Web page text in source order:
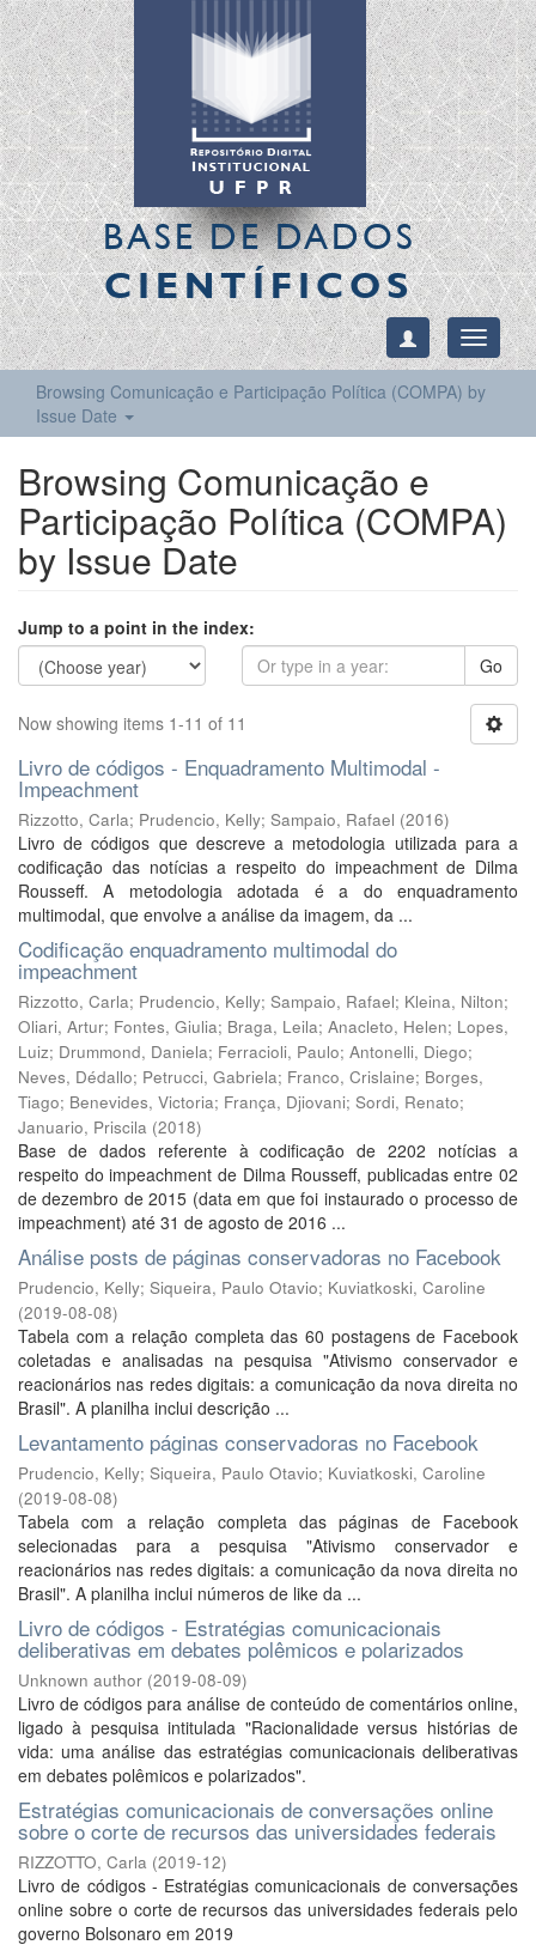
BASE DE DADOS
CIENTÍFICOS
Toggle
Browsing Comunicação e Participação Política (COMPA) by
Issue Date
Browsing Comunicação e
Participação Política (COMPA)
by Issue Date
Jump to a point in the index:
Go
Now showing items 1-11 of 11
Livro de códigos - Enquadramento Multimodal -
Impeachment
Rizzotto, Carla; Prudencio, Kelly; Sampaio, Rafael (2016)
Livro de códigos que descreve a metodologia utilizada para a
codificação das notícias a respeito do impeachment de Dilma
Rousseff. A metodologia adotada é a do enquadramento
multimodal, que envolve a análise da imagem, da ...
Codificação enquadramento multimodal do
impeachment
Rizzotto, Carla; Prudencio, Kelly; Sampaio, Rafael; Kleina, Nilton;
Oliari, Artur; Fontes, Giulia; Braga, Leila; Anacleto, Helen; Lopes,
Luiz; Drummond, Daniela; Ferracioli, Paulo; Antonelli, Diego;
Neves, Dédallo; Petrucci, Gabriela; Franco, Crislaine; Borges,
Tiago; Benevides, Victoria; França, Djiovani; Sordi, Renato;
Januario, Priscila (2018)
Base de dados referente à codificação de 2202 notícias a
respeito do impeachment de Dilma Rousseff, publicadas entre 02
de dezembro de 2015 (data em que foi instaurado o processo de
impeachment) até 31 de agosto de 2016 ...
Análise posts de páginas conservadoras no Facebook
Prudencio, Kelly; Siqueira, Paulo Otavio; Kuviatkoski, Caroline
(2019-08-08)
Tabela com a relação completa das 60 postagens de Facebook
coletadas e analisadas na pesquisa "Ativismo conservador e
reacionários nas redes digitais: a comunicação da nova direita no
Brasil". A planilha inclui descrição ...
Levantamento páginas conservadoras no Facebook
Prudencio, Kelly; Siqueira, Paulo Otavio; Kuviatkoski, Caroline
(2019-08-08)
Tabela com a relação completa das páginas de Facebook
selecionadas para a pesquisa "Ativismo conservador e
reacionários nas redes digitais: a comunicação da nova direita no
Brasil". A planilha inclui números de like da ...
Livro de códigos - Estratégias comunicacionais
deliberativas em debates polêmicos e polarizados
Unknown author (2019-08-09)
Livro de códigos para análise de conteúdo de comentários online,
ligado à pesquisa intitulada "Racionalidade versus histórias de
vida: uma análise das estratégias comunicacionais deliberativas
em debates polêmicos e polarizados".
Estratégias comunicacionais de conversações online
sobre o corte de recursos das universidades federais
RIZZOTTO, Carla (2019-12)
Livro de códigos - Estratégias comunicacionais de conversações
online sobre o corte de recursos das universidades federais pelo
governo Bolsonaro em 2019